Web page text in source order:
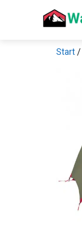
Start /